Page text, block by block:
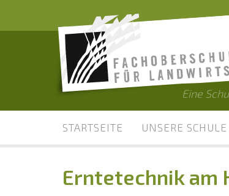
Eine
STARTSEITE UNSERE SCHULE
Erntetechnik am